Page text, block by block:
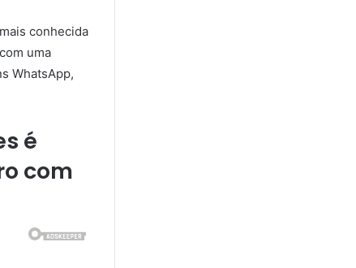
conhecida
uma
WhatsApp,
é
com